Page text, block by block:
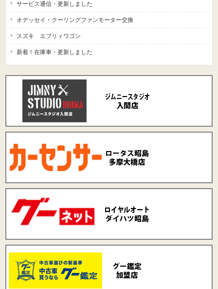
サービス通信・更新しました
オデッセイ・クーリングファンモーター交換
スズキ エブリィワゴン
新着！在庫車・更新しました